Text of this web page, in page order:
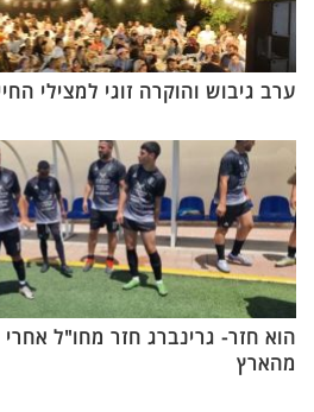
ערב גיבוש והוקרה זוגי למצילי
מהארץ